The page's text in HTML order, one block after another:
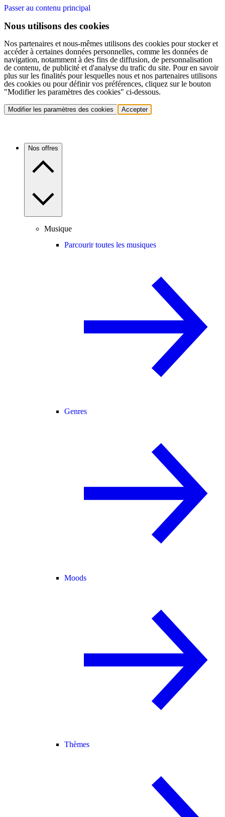
Passer au contenu principal
Nous utilisons des cookies
Nos partenaires et nous-mêmes utilisons des cookies pour stocker et
accéder à certaines données personnelles, comme les données de
navigation, notamment à des fins de diffusion, de personnalisation
de contenu, de publicité et d'analyse du trafic du site. Pour en savoir
plus sur les finalités pour lesquelles nous et nos partenaires utilisons
des cookies ou pour définir vos préférences, cliquez sur le bouton
"Modifier les paramètres des cookies" ci-dessous.
Modifier les paramètres des cookies Accepter
Nos offres
Musique
Parcourir toutes les musiques
Genres
Moods
Thèmes